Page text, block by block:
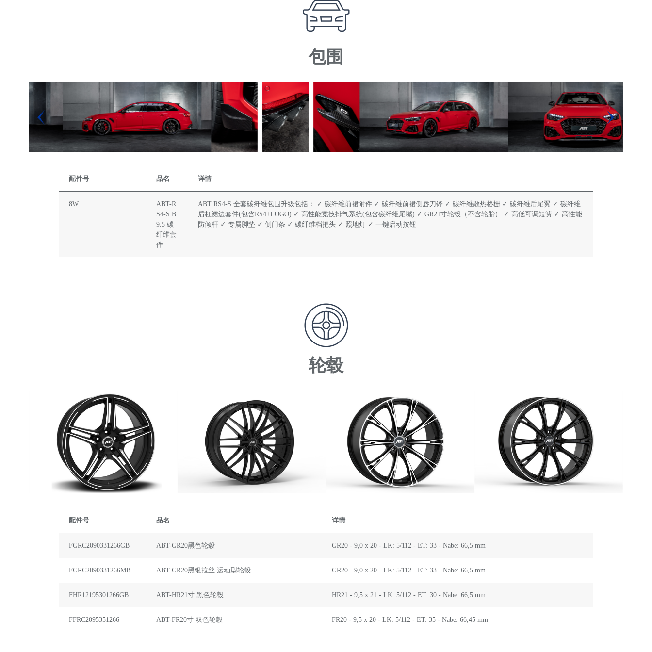
包围
配件号 品名 详情
8W
ABT-R
S4-S B
9.5 碳
纤维套
件
ABT RS4-S 全套碳纤维包围升级包括： ✓ 碳纤维前裙附件 ✓ 碳纤维前裙侧唇刀锋 ✓ 碳纤维散热格栅 ✓ 碳纤维后尾翼 ✓ 碳纤维
后杠裙边套件(包含RS4+LOGO) ✓ 高性能竞技排气系统(包含碳纤维尾嘴) ✓ GR21寸轮毂（不含轮胎） ✓ 高低可调短簧 ✓ 高性能
防倾杆 ✓ 专属脚垫 ✓ 侧门条 ✓ 碳纤维档把头 ✓ 照地灯 ✓ 一键启动按钮
轮毂
配件号 品名 详情
FGRC2090331266GB ABT-GR20黑色轮毂 GR20 - 9,0 x 20 - LK: 5/112 - ET: 33 - Nabe: 66,5 mm
FGRC2090331266MB ABT-GR20黑银拉丝 运动型轮毂 GR20 - 9,0 x 20 - LK: 5/112 - ET: 33 - Nabe: 66,5 mm
FHR12195301266GB ABT-HR21寸 黑色轮毂 HR21 - 9,5 x 21 - LK: 5/112 - ET: 30 - Nabe: 66,5 mm
FFRC2095351266 ABT-FR20寸 双色轮毂 FR20 - 9,5 x 20 - LK: 5/112 - ET: 35 - Nabe: 66,45 mm